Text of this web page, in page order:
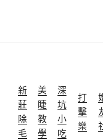
新
莊
除
毛
美
睫
教
學
深
坑
小
吃
打
擊
樂